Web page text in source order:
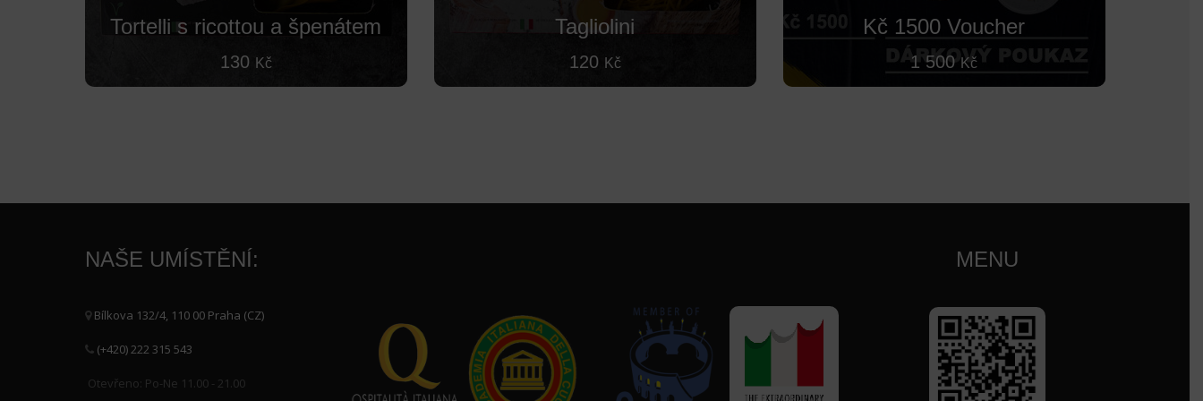
Tortelli s ricottou a špenátem
130 Kč
Tagliolini
120 Kč
Kč 1500 Voucher
1 500 Kč
NAŠE UMÍSTĚNÍ:
Bílkova 132/4, 110 00 Praha (CZ)
(+420) 222 315 543
Otevřeno: Po-Ne 11.00 - 21.00
MENU